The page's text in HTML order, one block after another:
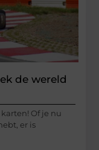
de wereld
Of je nu
er is